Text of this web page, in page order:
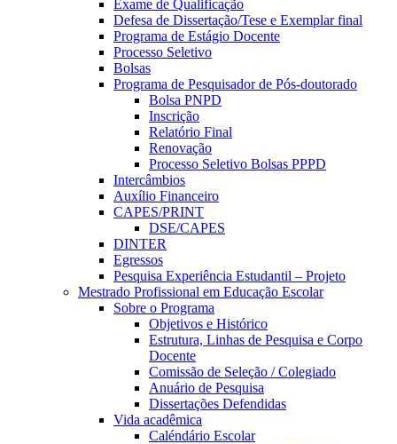
Exame de Qualificação
Defesa de Dissertação/Tese e Exemplar final
Programa de Estágio Docente
Processo Seletivo
Bolsas
Programa de Pesquisador de Pós-doutorado
Bolsa PNPD
Inscrição
Relatório Final
Renovação
Processo Seletivo Bolsas PPPD
Intercâmbios
Auxílio Financeiro
CAPES/PRINT
DSE/CAPES
DINTER
Egressos
Pesquisa Experiência Estudantil – Projeto
Mestrado Profissional em Educação Escolar
Sobre o Programa
Objetivos e Histórico
Estrutura, Linhas de Pesquisa e Corpo
Docente
Comissão de Seleção / Colegiado
Anuário de Pesquisa
Dissertações Defendidas
Vida acadêmica
Caléndário Escolar